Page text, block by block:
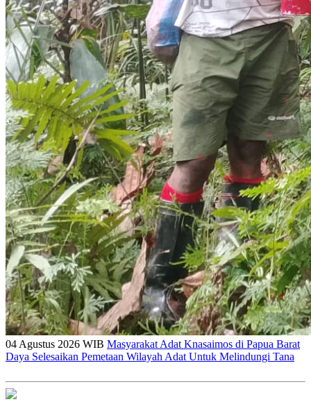
04 Agustus 2026 WIB Masyarakat Adat Knasaimos di Papua Barat
Daya Selesaikan Pemetaan Wilayah Adat Untuk Melindungi Tana